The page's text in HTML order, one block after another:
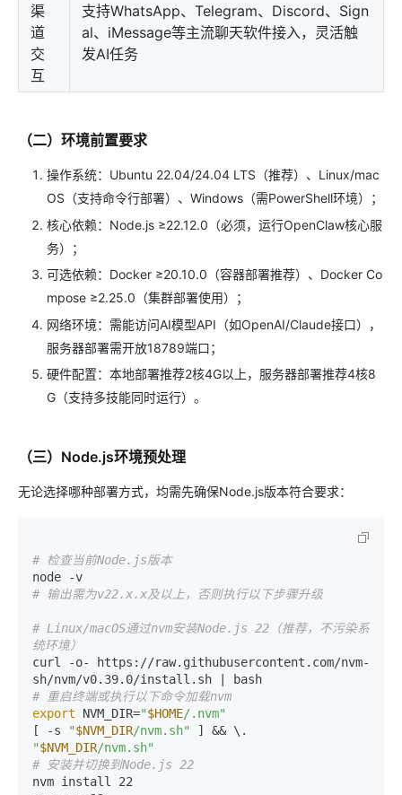
渠
道
交
互
支持WhatsApp、Telegram、Discord、Sign
al、iMessage等主流聊天软件接入，灵活触
发AI任务
（二）环境前置要求
操作系统：Ubuntu 22.04/24.04 LTS（推荐）、Linux/mac
OS（支持命令行部署）、Windows（需PowerShell环境）；
核心依赖：Node.js ≥22.12.0（必须，运行OpenClaw核心服
务）；
可选依赖：Docker ≥20.10.0（容器部署推荐）、Docker Co
mpose ≥2.25.0（集群部署使用）；
网络环境：需能访问AI模型API（如OpenAI/Claude接口），
服务器部署需开放18789端口；
硬件配置：本地部署推荐2核4G以上，服务器部署推荐4核8
G（支持多技能同时运行）。
（三）Node.js环境预处理
无论选择哪种部署方式，均需先确保Node.js版本符合要求：
# 检查当前Node.js版本
# 输出需为v22.x.x及以上，否则执行以下步骤升级
# Linux/macOS通过nvm安装Node.js 22（推荐，不污染系
统环境）
curl -o- https://raw.githubusercontent.com/nvm-
# 重启终端或执行以下命令加载nvm
export NVM_DIR="$HOME/.nvm"
[ -s
"$NVM_DIR/nvm.sh"
"$NVM_DIR/nvm.sh"
# 安装并切换到Node.js 22
nvm install 22